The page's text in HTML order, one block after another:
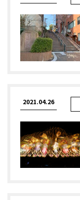
2021.04.26